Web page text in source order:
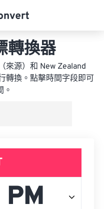
轉換器
來源）和 New Zealand
轉換。點擊時間字段即可
。